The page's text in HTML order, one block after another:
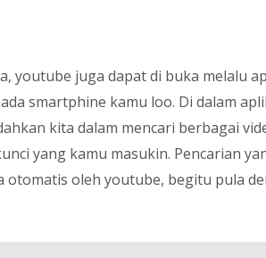
youtube juga dapat di buka melalu
smartphine kamu loo. Di dalam
kita dalam mencari berbagai
yang kamu masukin. Pencarian
oleh youtube, begitu pula